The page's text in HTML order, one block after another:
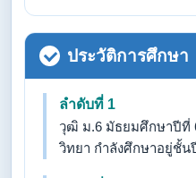
ประวัติการศึกษา
ลำดับที่ 1
วุฒิ ม.6 มัธยมศึกษาปีที่
วิทยา กำลังศึกษาอยู่ชั้น